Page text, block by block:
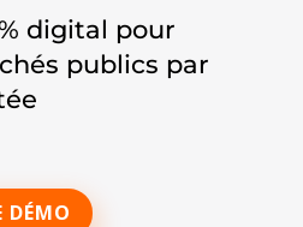
digital pour
publics par
DÉMO